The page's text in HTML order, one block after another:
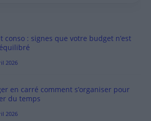
conso : signes que votre budget n’est
2026
en carré comment s’organiser pour
du temps
2026